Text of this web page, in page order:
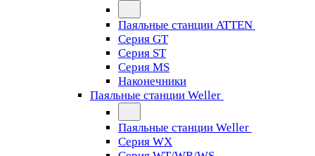
Паяльные станции ATTEN
Серия GT
Серия ST
Серия MS
Наконечники
Паяльные станции Weller
Паяльные станции Weller
Серия WX